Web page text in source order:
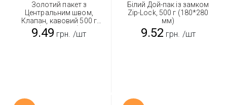
Золотий пакет з
Центральним швом,
Клапан, кавовий 500 г
(90*320 мм)
9.49 грн. /шт
Білий Дой-пак із замком
Zip-Lock, 500 г (180*280
мм)
9.52 грн. /шт